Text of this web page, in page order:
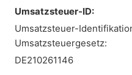
Umsatzsteuer-ID:
Umsatzsteuer-
Umsatzsteuergesetz:
DE210261146